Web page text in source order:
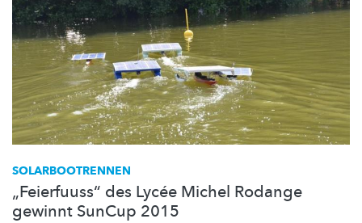
SOLARBOOTRENNEN
„Feierfuuss“ des Lycée Michel Rodange
gewinnt SunCup 2015